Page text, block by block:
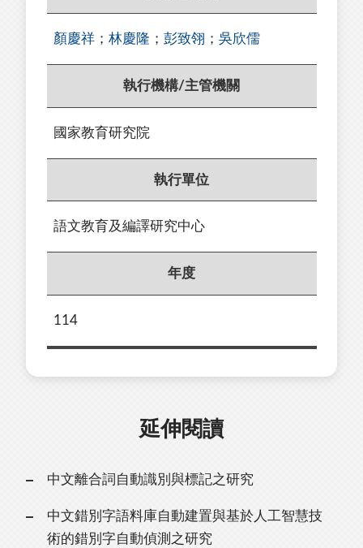
顏慶祥 ； 林慶隆 ； 彭致翎 ； 吳欣儒
執行機構/主管機關
國家教育研究院
執行單位
語文教育及編譯研究中心
年度
114
延伸閱讀
中文離合詞自動識別與標記之研究
中文錯別字語料庫自動建置與基於人工智慧技
術的錯別字自動偵測之研究